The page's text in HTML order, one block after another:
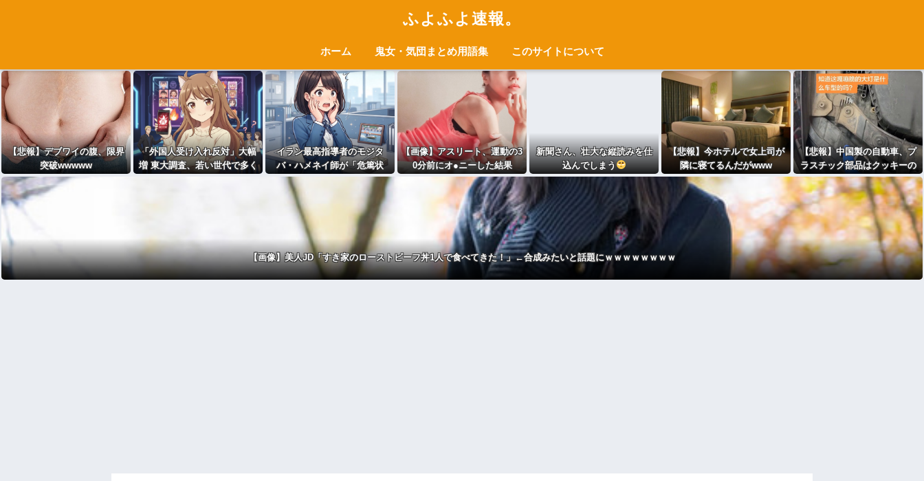
ふよふよ速報。
ホーム 鬼女・気団まとめ用語集 このサイトについて
【悲報】デブワイの腹、限界
突破wwwww
「外国人受け入れ反対」大幅
増 東大調査、若い世代で多く
イラン最高指導者のモジタ
バ・ハメネイ師が「危篤状
態」？ イラン大統領「意思疎
通はかなり難しい」
【画像】アスリート、運動の3
0分前にオ●ニーした結果
→！！！
新聞さん、壮大な縦読みを仕
込んでしまう
【悲報】今ホテルで女上司が
隣に寝てるんだがwww
【悲報】中国製の自動車、プ
ラスチック部品はクッキーの
ように脆い
【画像】美人JD「すき家のローストビーフ丼1人で食べてきた！」←合成みたいと話題にｗｗｗｗｗｗｗｗ